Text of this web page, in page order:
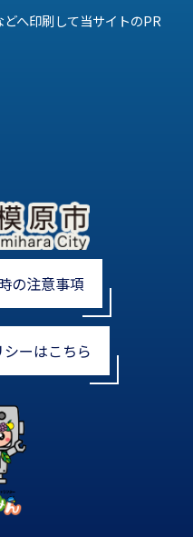
へ印刷して当サイトのPR
の注意事項
ーはこちら